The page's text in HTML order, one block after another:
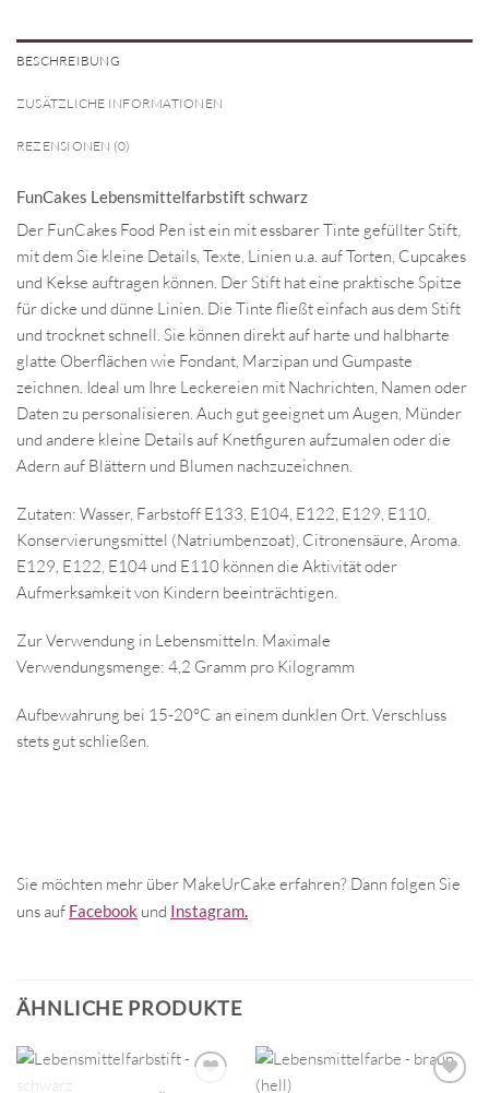
BESCHREIBUNG
ZUSÄTZLICHE INFORMATIONEN
REZENSIONEN (0)
FunCakes Lebensmittelfarbstift schwarz
Der FunCakes Food Pen ist ein mit essbarer Tinte gefüllter Stift,
mit dem Sie kleine Details, Texte, Linien u.a. auf Torten, Cupcakes
und Kekse auftragen können. Der Stift hat eine praktische Spitze
für dicke und dünne Linien. Die Tinte fließt einfach aus dem Stift
und trocknet schnell. Sie können direkt auf harte und halbharte
glatte Oberflächen wie Fondant, Marzipan und Gumpaste
zeichnen. Ideal um Ihre Leckereien mit Nachrichten, Namen oder
Daten zu personalisieren. Auch gut geeignet um Augen, Münder
und andere kleine Details auf Knetfiguren aufzumalen oder die
Adern auf Blättern und Blumen nachzuzeichnen.
Zutaten: Wasser, Farbstoff E133, E104, E122, E129, E110,
Konservierungsmittel (Natriumbenzoat), Citronensäure, Aroma.
E129, E122, E104 und E110 können die Aktivität oder
Aufmerksamkeit von Kindern beeinträchtigen.
Zur Verwendung in Lebensmitteln. Maximale
Verwendungsmenge: 4,2 Gramm pro Kilogramm
Aufbewahrung bei 15-20°C an einem dunklen Ort. Verschluss
stets gut schließen.
Sie möchten mehr über MakeUrCake erfahren? Dann folgen Sie
uns auf Facebook und Instagram.
ÄHNLICHE PRODUKTE